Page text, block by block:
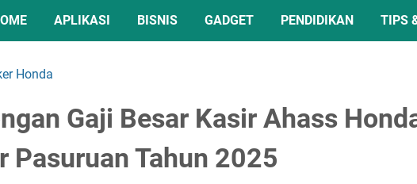
APLIKASI BISNIS GADGET PENDIDIKAN TIPS
Honda
Gaji Besar Kasir Ahass
Pasuruan Tahun 2025